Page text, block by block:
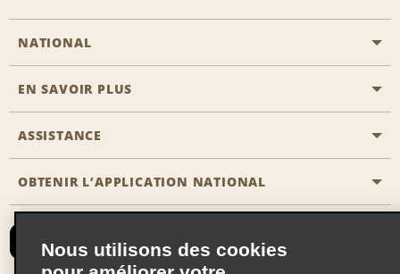
NATIONAL
Passer une réservation
Solutions pour les professionnels
EN SAVOIR PLUS
Carrière
ASSISTANCE
Accessibilité
Recevoir des offres par email
OBTENIR L’APPLICATION NATIONAL
Nous utilisons des cookies